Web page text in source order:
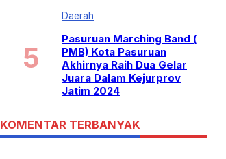
Daerah
Pasuruan Marching Band (
PMB) Kota Pasuruan
Akhirnya Raih Dua Gelar
Juara Dalam Kejurprov
Jatim 2024
KOMENTAR TERBANYAK